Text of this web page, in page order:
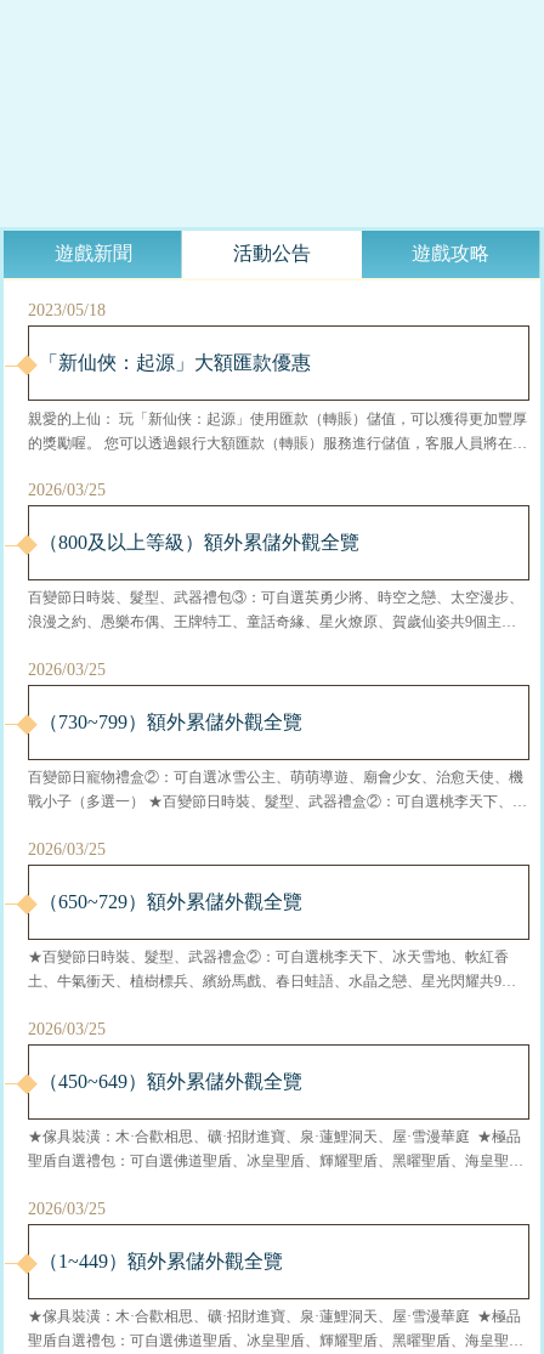
遊戲新聞 活動公告 遊戲攻略
2023/05/18
「新仙俠：起源」大額匯款優惠
親愛的上仙： 玩「新仙侠：起源」使用匯款（轉賬）儲值，可以獲得更加豐厚
的獎勵喔。 您可以透過銀行大額匯款（轉賬）服務進行儲值，客服人員將在確
賬（非官網儲值） 優惠福利如圖所示內容，歡迎使用匯款服務喔！ ※公告：由
起生效。請需...
2026/03/25
（800及以上等級）額外累儲外觀全覽
百變節日時裝、髮型、武器禮包③：可自選英勇少將、時空之戀、太空漫步、
浪漫之約、愚樂布偶、王牌特工、童話奇緣、星火燎原、賀歲仙姿共9個主題
公主、萌萌導遊、廟會少女、治愈天使、機戰小子（多選一） ★傢具裝潢：木
2026/03/25
（730~799）額外累儲外觀全覽
百變節日寵物禮盒②：可自選冰雪公主、萌萌導遊、廟會少女、治愈天使、機
戰小子（多選一） ★百變節日時裝、髮型、武器禮盒②：可自選桃李天下、冰
星光閃耀共9個主題外觀（多選一，以下為男女角色分開展示） ★傢具裝
2026/03/25
（650~729）額外累儲外觀全覽
★百變節日時裝、髮型、武器禮盒②：可自選桃李天下、冰天雪地、軟紅香
土、牛氣衝天、植樹標兵、繽紛馬戲、春日蛙語、水晶之戀、星光閃耀共9個
思、礦·招財進寶、泉·蓮鯉洞天、屋·雪漫華庭 ★極品聖盾自選禮包：可自選佛
2026/03/25
（450~649）額外累儲外觀全覽
★傢具裝潢：木·合歡相思、礦·招財進寶、泉·蓮鯉洞天、屋·雪漫華庭 ★極品
聖盾自選禮包：可自選佛道聖盾、冰皇聖盾、輝耀聖盾、黑曜聖盾、海皇聖
不敗君王、神一樣的存在、仙俠一哥、不服來打我、曠世之財、一世為王、君
2026/03/25
（1~449）額外累儲外觀全覽
★傢具裝潢：木·合歡相思、礦·招財進寶、泉·蓮鯉洞天、屋·雪漫華庭 ★極品
聖盾自選禮包：可自選佛道聖盾、冰皇聖盾、輝耀聖盾、黑曜聖盾、海皇聖